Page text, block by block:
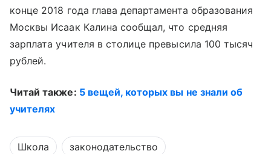
конце 2018 года глава департамента образования
Москвы Исаак Калина сообщал, что средняя
зарплата учителя в столице превысила 100 тысяч
рублей.
Читай также: 5 вещей, которых вы не знали об
учителях
Школа законодательство